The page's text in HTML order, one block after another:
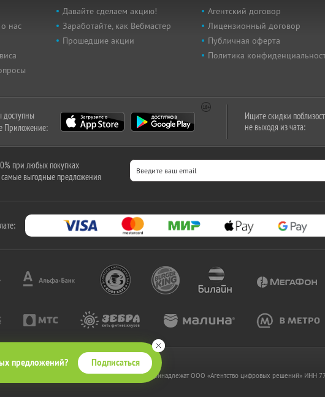
предложений? Подписаться
нас
Давайте сделаем акцию!
Заработайте, как Вебмастер
Прошедшие акции
Агентский договор
Лицензионный договор
Публичная оферта
Политика
доступны
Приложение:
Ищите скидки
не выходя из чата:
при любых покупках
выгодные предложения
Все права защищены.
знак "КупиКупон" и на сайт www.kupikupon.ru принадлежат OOO «Агентство цифровых решений» ИНН